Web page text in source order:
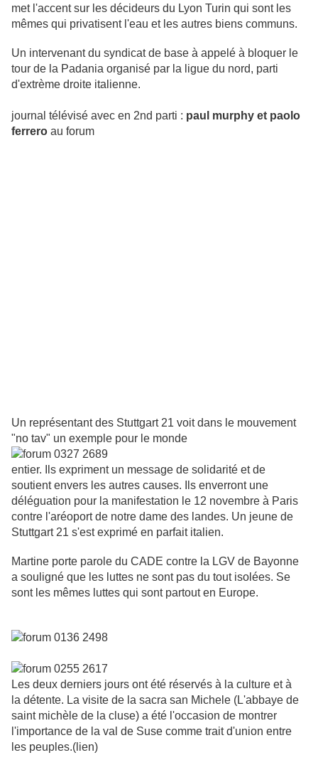
met l'accent sur les décideurs du Lyon Turin qui sont les
mêmes qui privatisent l'eau et les autres biens communs.
Un intervenant du syndicat de base à appelé à bloquer le
tour de la Padania organisé par la ligue du nord, parti
d'extrème droite italienne.
journal télévisé avec en 2nd parti : paul murphy et paolo
ferrero au forum
Un représentant des Stuttgart 21 voit dans le mouvement
"no tav" un exemple pour le monde
entier. Ils expriment un message de solidarité et de
soutient envers les autres causes. Ils enverront une
déléguation pour la manifestation le 12 novembre à Paris
contre l'aréoport de notre dame des landes. Un jeune de
Stuttgart 21 s'est exprimé en parfait italien.
Martine porte parole du CADE contre la LGV de Bayonne
a souligné que les luttes ne sont pas du tout isolées. Se
sont les mêmes luttes qui sont partout en Europe.
Les deux derniers jours ont été réservés à la culture et à
la détente. La visite de la sacra san Michele (L'abbaye de
saint michèle de la cluse) a été l'occasion de montrer
l'importance de la val de Suse comme trait d'union entre
les peuples.(lien)